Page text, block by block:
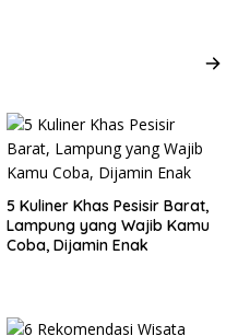
5 Kuliner Khas Pesisir Barat,
Lampung yang Wajib Kamu
Coba, Dijamin Enak